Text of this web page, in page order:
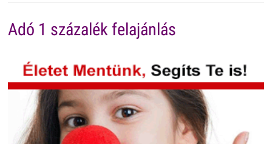
Adó 1 százalék felajánlás